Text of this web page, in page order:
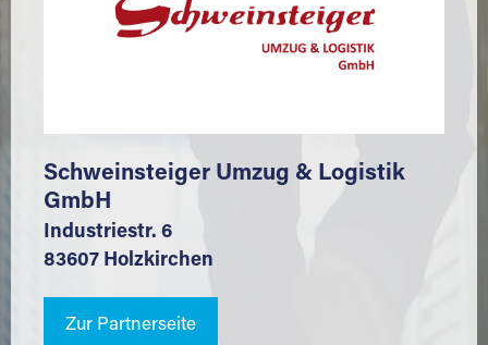
Schweinsteiger Umzug & Logistik
GmbH
Industriestr. 6
83607 Holzkirchen
Zur Partnerseite